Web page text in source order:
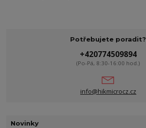
Potřebujete poradit?
+420774509894
(Po-Pá, 8:30-16:00 hod.)
info@hikmicrocz.cz
Novinky